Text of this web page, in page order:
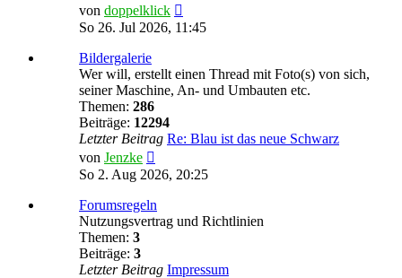
von doppelklick
Beitrag
So 26. Jul 2026, 11:45
Bildergalerie
Wer will, erstellt einen Thread mit Foto(s) von sich,
seiner Maschine, An- und Umbauten etc.
Themen: 286
Beiträge: 12294
Letzter Beitrag Re: Blau ist das neue Schwarz
von Jenzke
Beitrag
So 2. Aug 2026, 20:25
Forumsregeln
Nutzungsvertrag und Richtlinien
Themen: 3
Beiträge: 3
Letzter Beitrag Impressum